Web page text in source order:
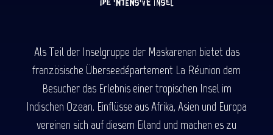
Als Teil der Inselgruppe der Maskarenen bietet das
französische Überseedépartement La Réunion dem
Besucher das Erlebnis einer tropischen Insel im
Indischen Ozean. Einflüsse aus Afrika, Asien und Europa
vereinen sich auf diesem Eiland und machen es zu